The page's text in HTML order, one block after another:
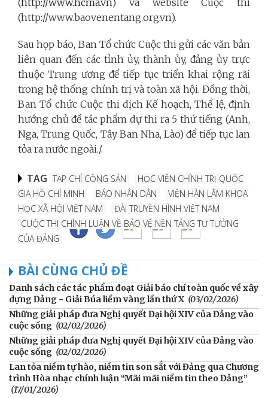
(http://www.baovenentang.org.vn).
Sau họp báo, Ban Tổ chức Cuộc thi gửi các văn bản
liên quan đến các tỉnh ủy, thành ủy, đảng ủy trực
thuộc Trung ương để tiếp tục triển khai rộng rãi
trong hệ thống chính trị và toàn xã hội. Đồng thời,
Ban Tổ chức Cuộc thi dịch Kế hoạch, Thể lệ, định
hướng chủ đề tác phẩm dự thi ra 5 thứ tiếng (Anh,
Nga, Trung Quốc, Tây Ban Nha, Lào) để tiếp tục lan
tỏa ra nước ngoài./.
TAG TẠP CHÍ CỘNG SẢN
HỌC VIỆN CHÍNH TRỊ QUỐC
GIA HỒ CHÍ MINH
BÁO NHÂN DÂN
VIỆN HÀN LÂM KHOA
HỌC XÃ HỘI VIỆT NAM
ĐÀI TRUYỀN HÌNH VIỆT NAM
CUỘC THI CHÍNH LUẬN VỀ BẢO VỆ NỀN TẢNG TƯ TƯỞNG
CỦA ĐẢNG
BÀI CÙNG CHỦ ĐỀ
Danh sách các tác phẩm đoạt Giải báo chí toàn quốc về xây
dựng Đảng - Giải Búa liềm vàng lần thứ X (03/02/2026)
Những giải pháp đưa Nghị quyết Đại hội XIV của Đảng vào
cuộc sống (02/02/2026)
Những giải pháp đưa Nghị quyết Đại hội XIV của Đảng vào
cuộc sống (02/02/2026)
Lan tỏa niềm tự hào, niềm tin son sắt với Đảng qua Chương
trình Hòa nhạc chính luận “Mãi mãi niềm tin theo Đảng”
(17/01/2026)